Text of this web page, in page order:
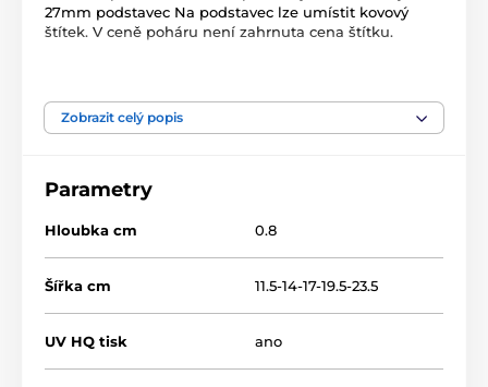
27mm podstavec Na podstavec lze umístit kovový
štítek. V ceně poháru není zahrnuta cena štítku.
Golf Dřevěné plakety
Zobrazit celý popis
Parametry
Hloubka cm 0.8
Šířka cm 11.5-14-17-19.5-23.5
UV HQ tisk ano